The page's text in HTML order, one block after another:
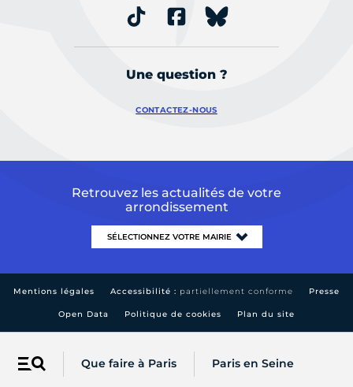
Menu Que faire à Paris Paris en Seine
Une question ?
CONTACTEZ-NOUS
Retrouvez les actualités de votre
arrondissement
Mentions légales Accessibilité : partiellement conforme Presse
Open Data Politique de cookies Plan du site